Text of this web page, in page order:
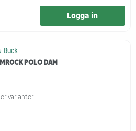
Logga in
Buck
POLO DAM
varianter